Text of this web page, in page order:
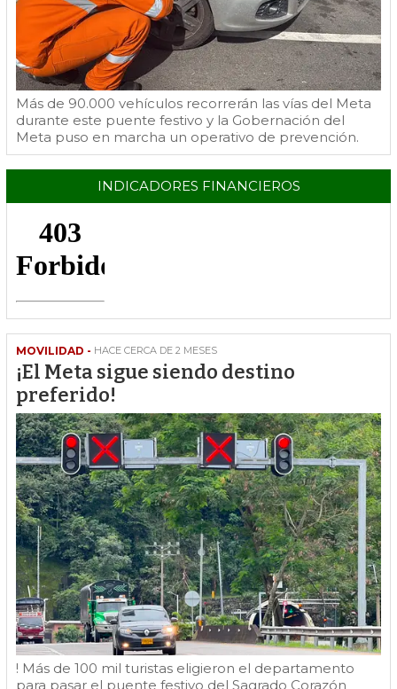
Más de 90.000 vehículos recorrerán las vías del Meta
durante este puente festivo y la Gobernación del
Meta puso en marcha un operativo de prevención.
INDICADORES FINANCIEROS
MOVILIDAD - HACE CERCA DE 2 MESES
¡El Meta sigue siendo destino
preferido!
! Más de 100 mil turistas eligieron el departamento
para pasar el puente festivo del Sagrado Corazón